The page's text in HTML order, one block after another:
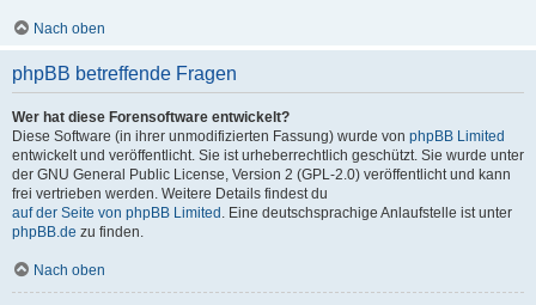
Nach oben
phpBB betreffende Fragen
Wer hat diese Forensoftware entwickelt?
Diese Software (in ihrer unmodifizierten Fassung) wurde von phpBB Limited
entwickelt und veröffentlicht. Sie ist urheberrechtlich geschützt. Sie wurde unter
der GNU General Public License, Version 2 (GPL-2.0) veröffentlicht und kann
frei vertrieben werden. Weitere Details findest du
auf der Seite von phpBB Limited . Eine deutschsprachige Anlaufstelle ist unter
phpBB.de zu finden.
Nach oben